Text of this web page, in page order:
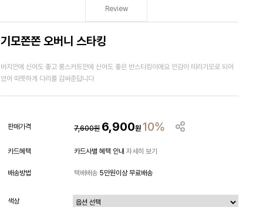
Review
기모쫀쫀 오버니 스타킹
바지안에 신어도 좋고 롱스커트안에 신어도 좋은 반스타킹이에요 안감이 테리기모로 되어
있어 따뜻하게 다리를 감싸준답니다
판매가격 7,600원 6,900원 10%
카드혜택 카드사별 혜택 안내 자세히 보기
배송방법 택배배송 5만원이상 무료배송
색상